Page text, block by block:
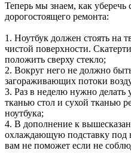
Теперь мы знаем, как уберечь
дорогостоящего ремонта:
1. Ноутбук должен стоять на
чистой поверхности.
положить сверху стекло;
2. Вокруг него не должно
загораживающих потоки
3. Раз в неделю нужно делать
тканью стол и сухой тканью
ноутбука;
4. В дополнение к
охлаждающую подставку под
вам не поможет если не